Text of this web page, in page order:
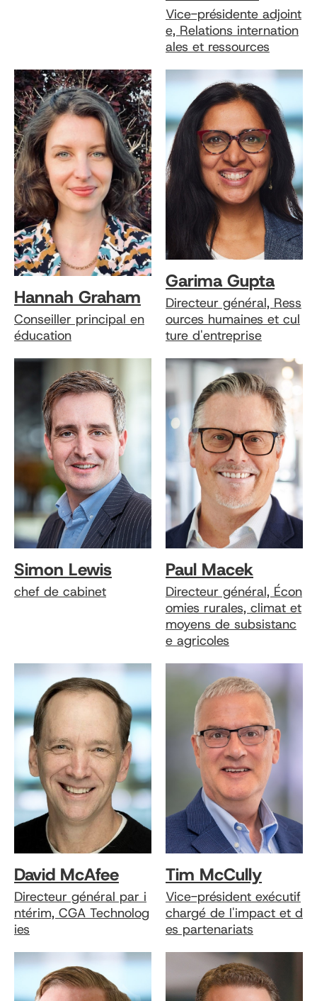
Vice-présidente adjoint
e, Relations internation
ales et ressources
Hannah Graham
Conseiller principal en
éducation
Garima Gupta
Directeur général, Ress
ources humaines et cul
ture d'entreprise
Simon Lewis
chef de cabinet
Paul Macek
Directeur général, Écon
omies rurales, climat et
moyens de subsistanc
e agricoles
David McAfee
Directeur général par i
ntérim, CGA Technolog
ies
Tim McCully
Vice-président exécutif
chargé de l'impact et d
es partenariats